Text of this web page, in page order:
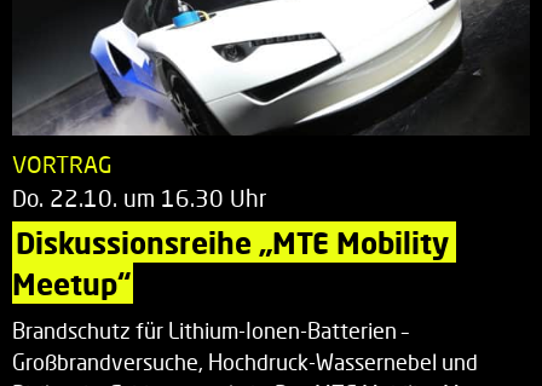
VORTRAG
Do. 22.10. um 16.30 Uhr
Diskussionsreihe „MTE Mobility
Meetup“
Brandschutz für Lithium-Ionen-Batterien –
Großbrandversuche, Hochdruck-Wassernebel und